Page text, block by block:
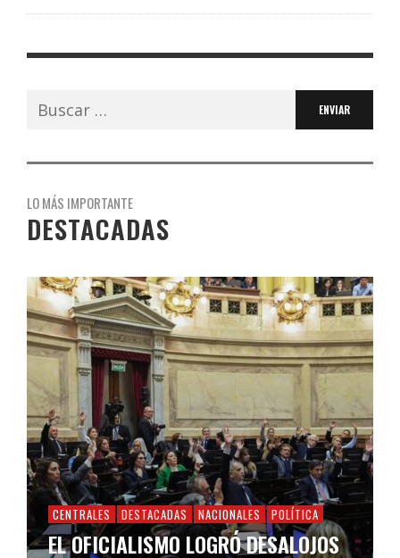
Buscar:
LO MÁS IMPORTANTE
DESTACADAS
CENTRALES DESTACADAS NACIONALES POLÍTICA
EL OFICIALISMO LOGRÓ DESALOJOS